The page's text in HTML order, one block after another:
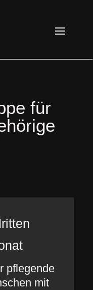
für
pflegende
mit